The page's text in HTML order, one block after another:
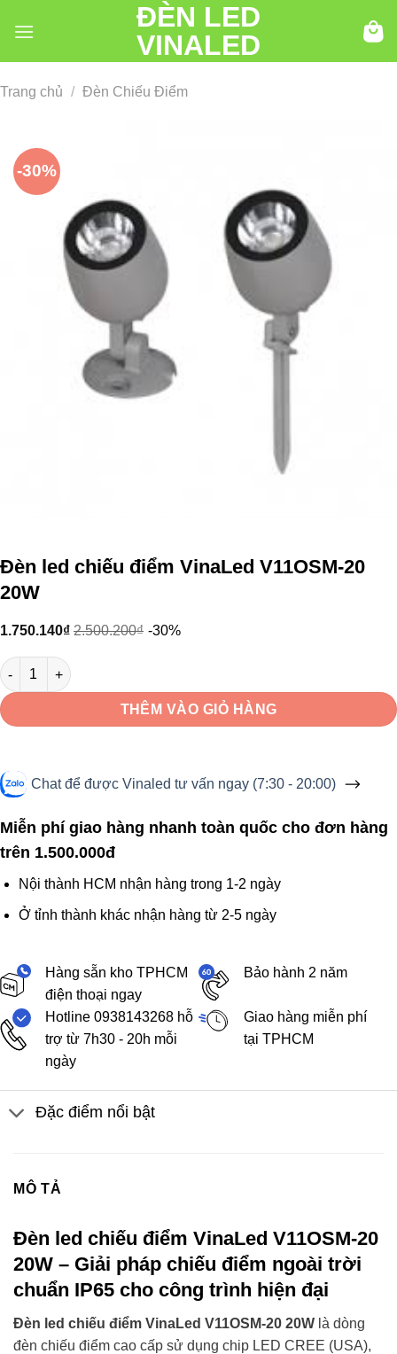
đến
ĐÈN LED
VINALED
Trang chủ / Đèn Chiếu Điểm
-30%
Đèn led chiếu điểm VinaLed V11OSM-20
20W
1.750.140₫ 2.500.200₫ -30%
Đèn led chiếu điểm VinaLed V11OSM-20 20W số lượng
THÊM VÀO GIỎ HÀNG
Chat để được Vinaled tư vấn ngay (7:30 - 20:00)
Miễn phí giao hàng nhanh toàn quốc cho đơn hàng
trên 1.500.000đ
Nội thành HCM nhận hàng trong 1-2 ngày
Ở tỉnh thành khác nhận hàng từ 2-5 ngày
Hàng sẵn kho TPHCM
điện thoại ngay
Bảo hành 2 năm
Hotline 0938143268 hỗ
trợ từ 7h30 - 20h mỗi
ngày
Giao hàng miễn phí
tại TPHCM
Đặc điểm nổi bật
MÔ TẢ
Đèn led chiếu điểm VinaLed V11OSM-20
20W – Giải pháp chiếu điểm ngoài trời
chuẩn IP65 cho công trình hiện đại
Đèn led chiếu điểm VinaLed V11OSM-20 20W là dòng
đèn chiếu điểm cao cấp sử dụng chip LED CREE (USA),